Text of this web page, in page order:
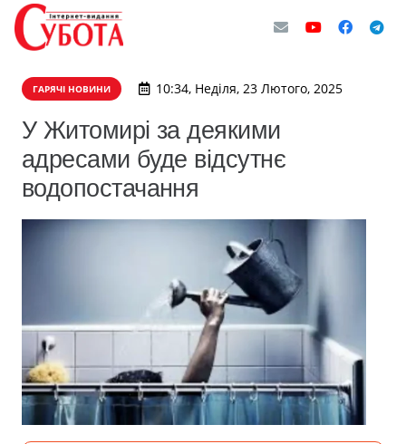
ГАРЯЧІ НОВИНИ 10:34, Неділя, 23 Лютого, 2025
У Житомирі за деякими
адресами буде відсутнє
водопостачання